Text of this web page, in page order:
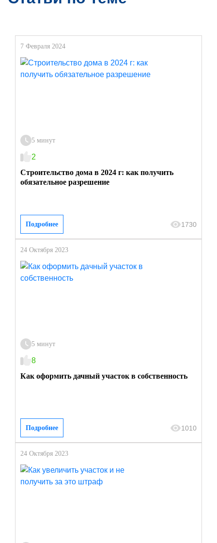
7 Февраля 2024
5 минут
2
Строительство дома в 2024 г: как получить
обязательное разрешение
Подробнее 1730
24 Октября 2023
5 минут
8
Как оформить дачный участок в собственность
Подробнее 1010
24 Октября 2023